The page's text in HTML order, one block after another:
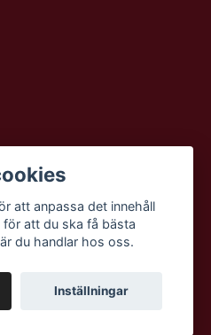
att anpassa det innehåll
att du ska få bästa
du handlar hos oss.
Inställningar